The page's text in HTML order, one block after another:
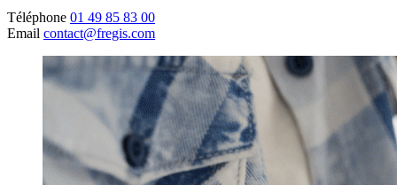
Téléphone 01 49 85 83 00
Email contact@fregis.com